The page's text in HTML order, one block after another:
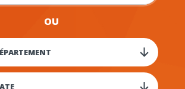
OU